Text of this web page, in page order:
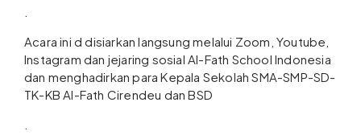
Acara ini d disiarkan langsung melalui Zoom, Youtube,
Instagram dan jejaring sosial Al-Fath School Indonesia
dan menghadirkan para Kepala Sekolah SMA-SMP-SD-
TK-KB Al-Fath Cirendeu dan BSD